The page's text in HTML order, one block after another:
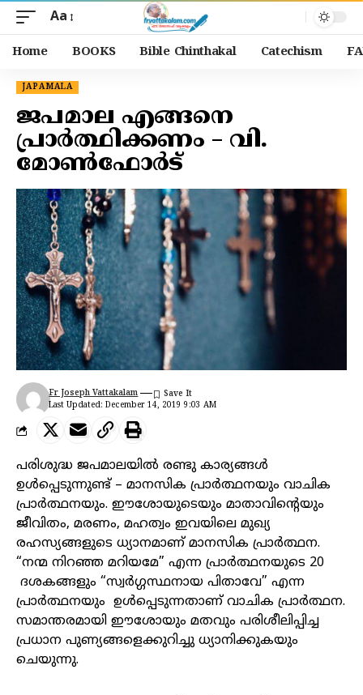
Aa
Home BOOKS Bible Chinthakal Catechism
JAPAMALA
ജപമാല എങ്ങനെ
പ്രാർത്ഥിക്കണം – വി.
മോൺഫോർട്
Last Updated: December 14, 2019 9:03 AM
Fr Joseph Vattakalam
പരിശുദ്ധ ജപമാലയിൽ രണ്ടു കാര്യങ്ങൾ
ഉൾപ്പെടുന്നുണ്ട് – മാനസിക പ്രാർത്ഥനയും വാചിക
പ്രാർത്ഥനയും. ഈശോയുടെയും മാതാവിന്റെയും
ജീവിതം, മരണം, മഹത്വം ഇവയിലെ മുഖ്യ
രഹസ്യങ്ങളുടെ ധ്യാനമാണ് മാനസിക പ്രാർത്ഥന.
“നന്മ നിറഞ്ഞ മറിയമേ” എന്ന പ്രാർത്ഥനയുടെ 20
ദശകങ്ങളും “സ്വർഗ്ഗസ്ഥനായ പിതാവേ” എന്ന
പ്രാർത്ഥനയും ഉൾപ്പെടുന്നതാണ് വാചിക പ്രാർത്ഥന.
സമാന്തരമായി ഈശോയും മതവും പരിശീലിപ്പിച്ച
പ്രധാന പുണ്യങ്ങളെക്കുറിച്ചു ധ്യാനിക്കുകയും
ചെയുന്നു.